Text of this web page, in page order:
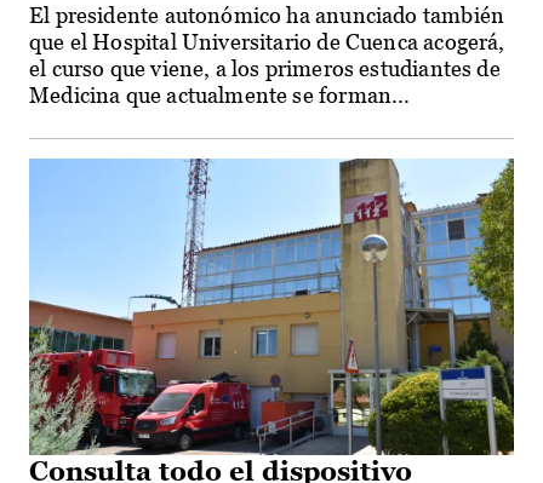
El presidente autonómico ha anunciado también
que el Hospital Universitario de Cuenca acogerá,
el curso que viene, a los primeros estudiantes de
Medicina que actualmente se forman...
Consulta todo el dispositivo